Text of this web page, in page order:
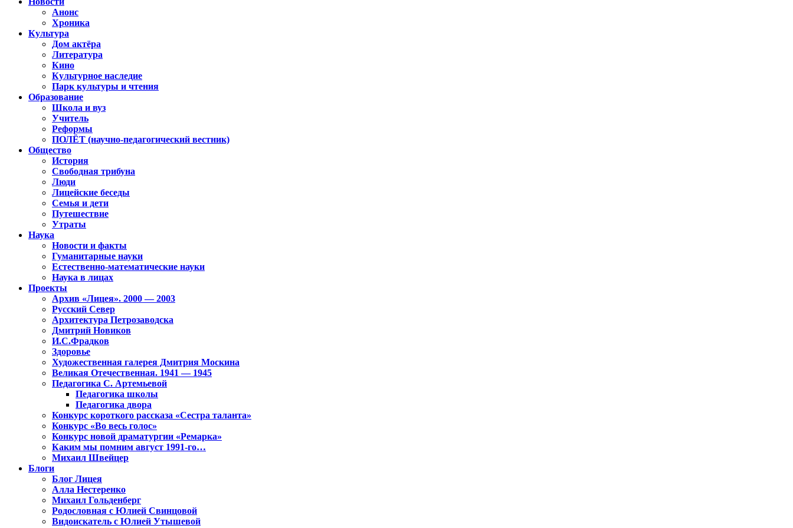
Анонс
Хроника
Культура
Дом актёра
Литература
Кино
Культурное наследие
Парк культуры и чтения
Образование
Школа и вуз
Учитель
Реформы
ПОЛЁТ (научно-педагогический вестник)
Общество
История
Свободная трибуна
Люди
Лицейские беседы
Семья и дети
Путешествие
Утраты
Наука
Новости и факты
Гуманитарные науки
Естественно-математические науки
Наука в лицах
Проекты
Архив «Лицея». 2000 — 2003
Русский Север
Архитектура Петрозаводска
Дмитрий Новиков
И.С.Фрадков
Здоровье
Художественная галерея Дмитрия Москина
Великая Отечественная. 1941 — 1945
Педагогика С. Артемьевой
Педагогика школы
Педагогика двора
Конкурс короткого рассказа «Сестра таланта»
Конкурс «Во весь голос»
Конкурс новой драматургии «Ремарка»
Каким мы помним август 1991-го…
Михаил Швейцер
Блоги
Блог Лицея
Алла Нестеренко
Михаил Гольденберг
Родословная с Юлией Свинцовой
Видоискатель с Юлией Утышевой